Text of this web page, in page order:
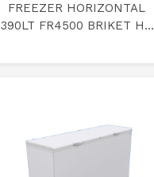
FREEZER HORIZONTAL
390LT FR4500 BRIKET HC